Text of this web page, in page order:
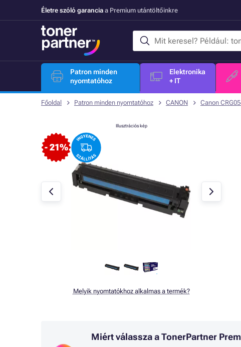
Életre szóló garancia a Premium utántöltőinkre
Patron minden
nyomtatóhoz
Elektronika
+ IT
Főoldal Patron minden nyomtatóhoz CANON Canon
- 21%
Illusztrációs kép
Melyik nyomtatókhoz alkalmas a termék?
Miért válassza a TonerPartner